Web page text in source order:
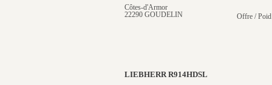
Côtes-d'Armor
22290 GOUDELIN
Offre /
LIEBHERR R914HDSL